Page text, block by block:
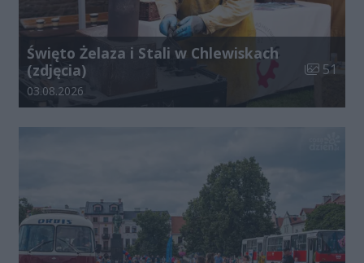
Święto Żelaza i Stali w Chlewiskach
(zdjęcia)
Liczba
51
Data dodania galerii:
03.08.2026